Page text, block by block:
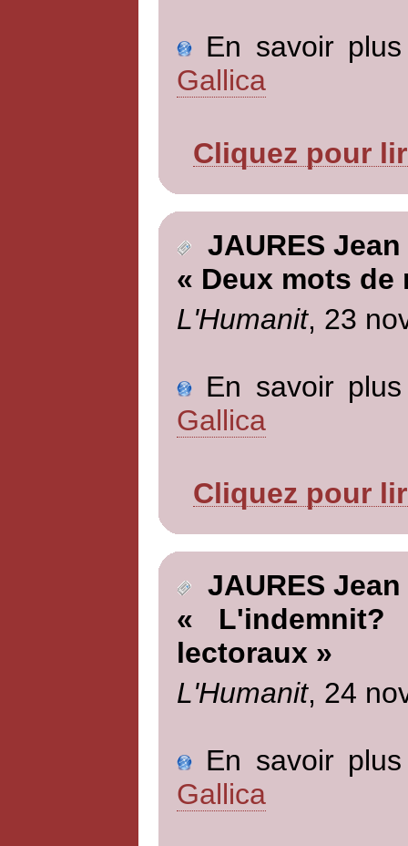
En savoir
Gallica
Cliquez pour
JAURES Jean
« Deux mots de
L'Humanit, 23
En savoir
Gallica
Cliquez pour
JAURES Jean
«
lectoraux »
L'Humanit, 24
En savoir
Gallica